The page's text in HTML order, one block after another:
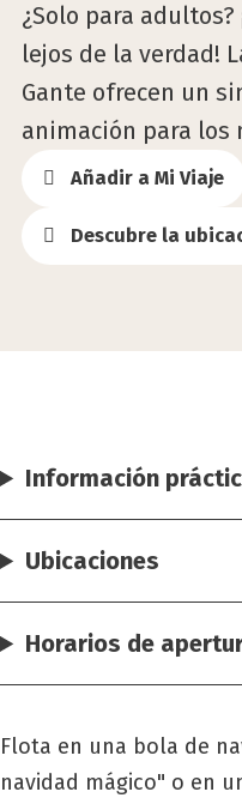
¿Solo para
lejos de la verdad!
Gante ofrecen un
animación para los
Añadir a Mi Viaje
Descubre la
Información
Ubicaciones
Horarios de
Flota en una bola de
navidad mágico" o en